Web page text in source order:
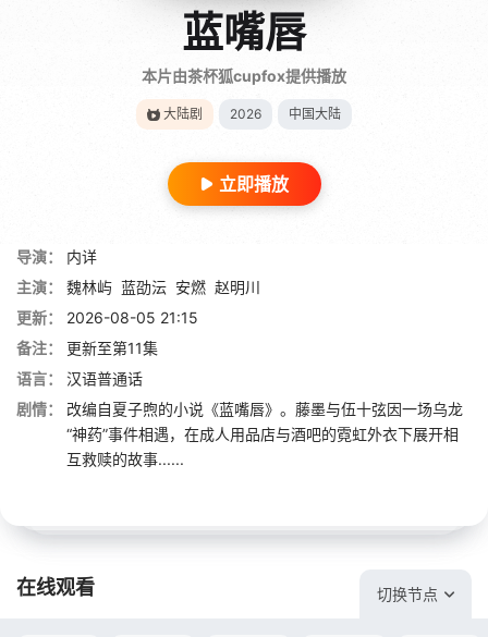
蓝嘴唇
本片由茶杯狐cupfox提供播放
大陆剧 2026 中国大陆
立即播放
导演：
内详
主演：
魏林屿 蓝劭沄 安燃 赵明川
更新：
2026-08-05 21:15
备注：
更新至第11集
语言：
汉语普通话
剧情：
改编自夏子煦的小说《蓝嘴唇》。藤墨与伍十弦因一场乌龙
“神药”事件相遇，在成人用品店与酒吧的霓虹外衣下展开相
互救赎的故事......
在线观看 切换节点